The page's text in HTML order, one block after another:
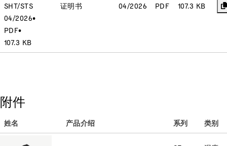
SHT/STS
04/2026•
PDF•
107.3 KB
证明书 04/2026 PDF 107.3 KB
附件
姓名 产品介绍 系列 类别